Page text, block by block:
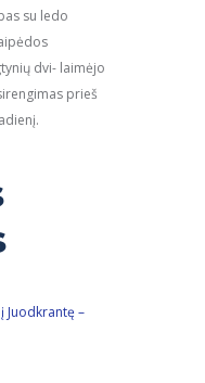
su ledo
dvi- laimėjo
prieš